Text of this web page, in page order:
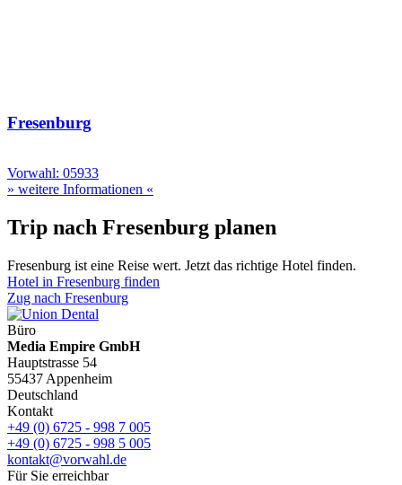
Fresenburg
Vorwahl: 05933
» weitere Informationen «
Trip nach Fresenburg planen
Fresenburg ist eine Reise wert. Jetzt das richtige Hotel finden.
Hotel in Fresenburg finden
Zug nach Fresenburg
Büro
Media Empire GmbH
Hauptstrasse 54
55437 Appenheim
Deutschland
Kontakt
+49 (0) 6725 - 998 7 005
+49 (0) 6725 - 998 5 005
kontakt@vorwahl.de
Für Sie erreichbar